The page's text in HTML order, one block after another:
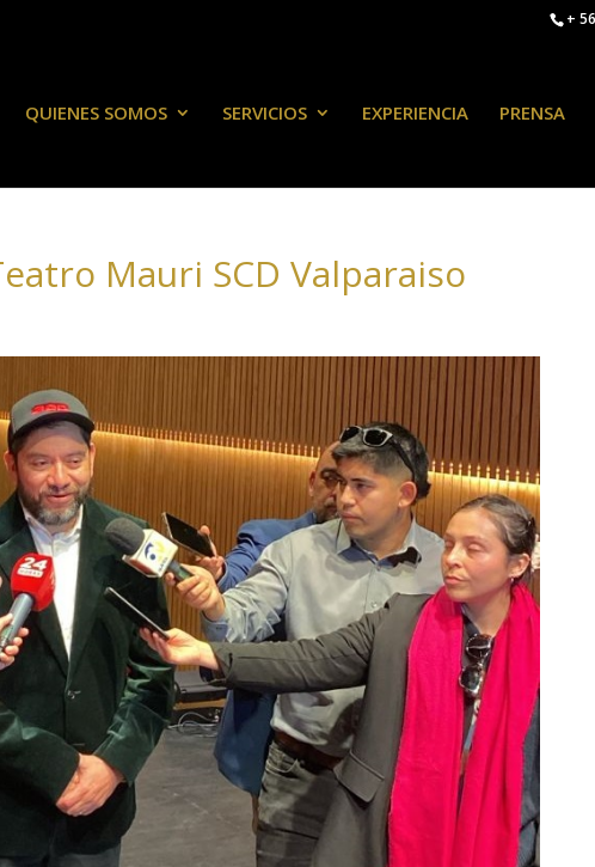
+
QUIENES SOMOS SERVICIOS EXPERIENCIA PRENSA
Mauri SCD Valparaiso